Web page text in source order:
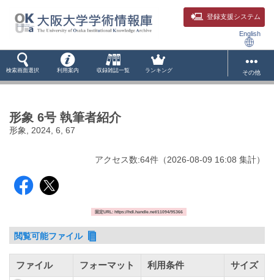
登録支援システム
English
検索画面選択 利用案内 収録雑誌一覧 ランキング その他
形象 6号 執筆者紹介
形象, 2024, 6, 67
アクセス数:64件 （2026-08-09 16:08 集計）
固定URL: https://hdl.handle.net/11094/95366
閲覧可能ファイル
ファイル フォーマット 利用条件 サイズ